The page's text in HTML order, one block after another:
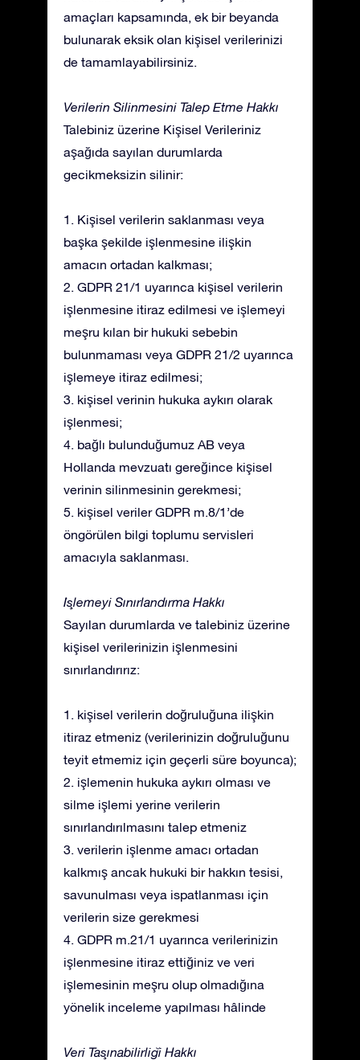
amaçları kapsamında, ek bir beyanda
bulunarak eksik olan kişisel verilerinizi
de tamamlayabilirsiniz.
Verilerin Silinmesini Talep Etme Hakkı
Talebiniz üzerine Kişisel Verileriniz
aşağıda sayılan durumlarda
gecikmeksizin silinir:
1. Kişisel verilerin saklanması veya
başka şekilde işlenmesine ilişkin
amacın ortadan kalkması;
2. GDPR 21/1 uyarınca kişisel verilerin
işlenmesine itiraz edilmesi ve işlemeyi
meşru kılan bir hukuki sebebin
bulunmaması veya GDPR 21/2 uyarınca
işlemeye itiraz edilmesi;
3. kişisel verinin hukuka aykırı olarak
işlenmesi;
4. bağlı bulunduğumuz AB veya
Hollanda mevzuatı gereğince kişisel
verinin silinmesinin gerekmesi;
5. kişisel veriler GDPR m.8/1’de
öngörülen bilgi toplumu servisleri
amacıyla saklanması.
İşlemeyi Sınırlandırma Hakkı
Sayılan durumlarda ve talebiniz üzerine
kişisel verilerinizin işlenmesini
sınırlandırırız:
1. kişisel verilerin doğruluğuna ilişkin
itiraz etmeniz (verilerinizin doğruluğunu
teyit etmemiz için geçerli süre boyunca);
2. işlemenin hukuka aykırı olması ve
silme işlemi yerine verilerin
sınırlandırılmasını talep etmeniz
3. verilerin işlenme amacı ortadan
kalkmış ancak hukuki bir hakkın tesisi,
savunulması veya ispatlanması için
verilerin size gerekmesi
4. GDPR m.21/1 uyarınca verilerinizin
işlenmesine itiraz ettiğiniz ve veri
işlemesinin meşru olup olmadığına
yönelik inceleme yapılması hâlinde
Veri Taşınabilirliği Hakkı